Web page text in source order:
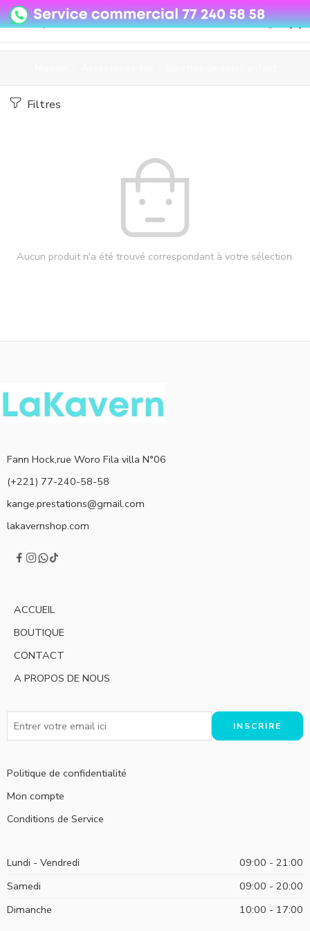
08o35epzeyex8vmjn04i2j4algz26o
Filtres
Aucun produit n'a été trouvé correspondant à votre sélection.
Fann Hock,rue Woro Fila villa N°06
(+221) 77-240-58-58
kange.prestations@gmail.com
lakavernshop.com
ACCUEIL
BOUTIQUE
CONTACT
A PROPOS DE NOUS
Politique de confidentialité
Mon compte
Conditions de Service
Lundi - Vendredi
09:00 - 21:00
Samedi
09:00 - 20:00
Dimanche
10:00 - 17:00